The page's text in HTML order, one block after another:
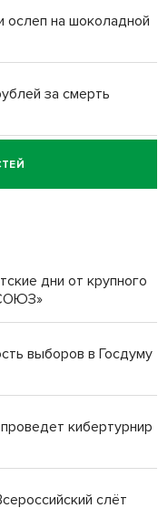
ослеп на шоколадной
за смерть
за смерть
селе лошади
вошли в топ-16
дни от крупного
выборов в Госдуму
кибертурнир
слёт